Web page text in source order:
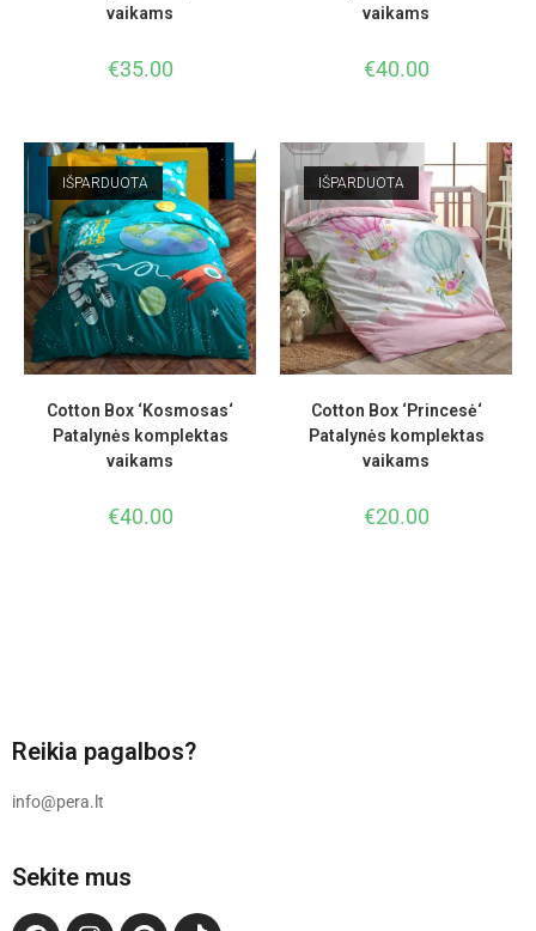
vaikams
€35.00
vaikams
€40.00
IŠPARDUOTA
Cotton Box ‘Kosmosas‘
Patalynės komplektas
vaikams
€40.00
IŠPARDUOTA
Cotton Box ‘Princesė‘
Patalynės komplektas
vaikams
€20.00
Reikia pagalbos?
info@pera.lt
Sekite mus